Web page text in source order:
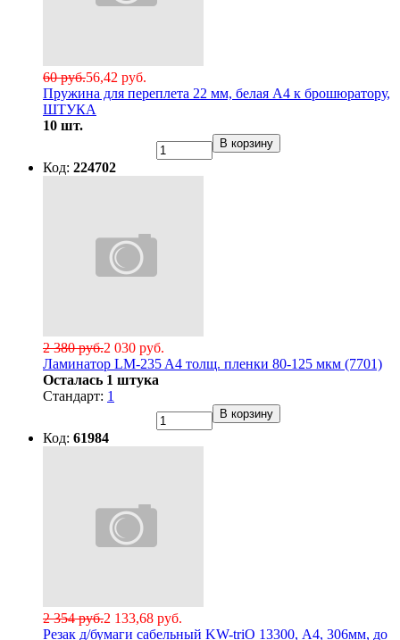
56,42 руб.
60 руб.
Пружина для переплета 22 мм, белая А4 к брошюратору,
ШТУКА
10 шт.
В корзину
Код: 224702
2 030 руб.
2 380 руб.
Ламинатор LM-235 A4 толщ. пленки 80-125 мкм (7701)
Осталась 1 штука
Стандарт: 1
В корзину
Код: 61984
2 133,68 руб.
2 354 руб.
Резак д/бумаги сабельный KW-triO 13300, А4, 306мм, до